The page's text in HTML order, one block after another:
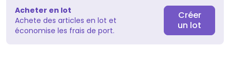
Acheter en lot
Achete des articles en lot et
économise les frais de port.
Créer
un lot